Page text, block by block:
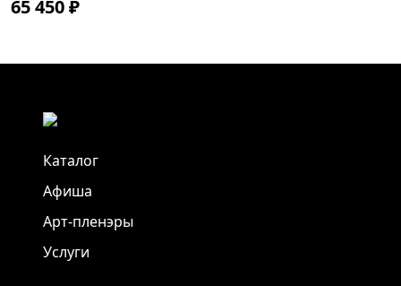
65 450 ₽
Каталог
Афиша
Арт-пленэры
Услуги